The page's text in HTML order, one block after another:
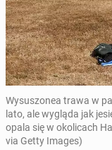
Wysuszonea trawa w
lato, ale wygląda jak
opala się w okolicach
via Getty Images)